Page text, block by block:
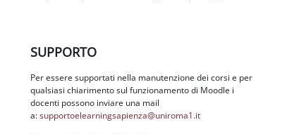
SUPPORTO
Per essere supportati nella manutenzione dei corsi e per
qualsiasi chiarimento sul funzionamento di Moodle i
docenti possono inviare una mail
a:supportoelearningsapienza@uniroma1.it